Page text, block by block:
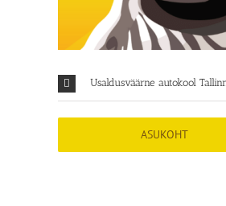
Usaldusväärne autokool
ASUKOHT